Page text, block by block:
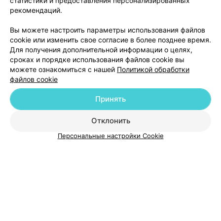
больнице. Всю не очень приятную процедуру меня
успокаивал, после процедуры заходил посмотреть за
Добавить компанию
Добавить специалиста
рекомендаций.
Вы можете настроить параметры использования файлов
cookie или изменить свое согласие в более позднее время.
Для получения дополнительной информации о целях,
сроках и порядке использования файлов cookie вы
можете ознакомиться с нашей Политикой обработки
файлов cookie
Отклонить
Принять
Персональные настройки Cookie